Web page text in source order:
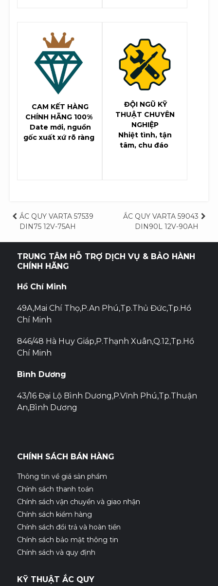
CAM KẾT HÀNG
CHÍNH HÃNG 100%
Date mới, nguồn
gốc xuất xứ rõ ràng
ĐỘI NGŨ KỸ
THUẬT CHUYÊN
NGHIỆP
Nhiệt tình, tận
tâm, chu đáo
Điều
hướng
bài
ẮC QUY VARTA 57539
DIN75 12V-75AH
ẮC QUY VARTA 59043
DIN90L 12V-90AH
TRUNG TÂM HỖ TRỢ DỊCH VỤ & BẢO HÀNH
CHÍNH HÃNG
Hồ Chí Minh
49A,Mai Chí Thọ,P.An Phú,Tp.Thủ Đức,Tp.Hồ
Chí Minh
846/48 Hà Huy Giáp,P.Thạnh Xuân,Q.12,Tp.Hồ
Chí Minh
Bình Dương
43/16 Đại Lộ Bình Dương,P.Vĩnh Phú,Tp.Thuận
An,Bình Dương
CHÍNH SÁCH BÁN HÀNG
Thông tin về giá sản phẩm
Chính sách thanh toán
Chính sách vận chuyển và giao nhận
Chính sách kiểm hàng
Chính sách đổi trả và hoàn tiền
Chính sách bảo mật thông tin
Chính sách và quy định
KỸ THUẬT ẮC QUY